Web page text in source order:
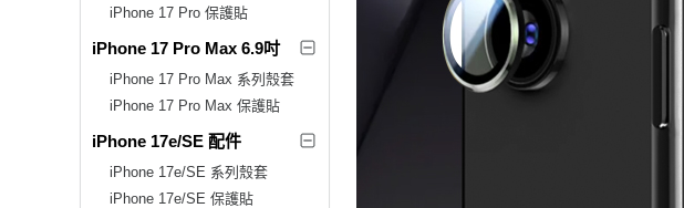
iPhone 17 Pro 保護貼
iPhone 17 Pro Max 6.9吋
iPhone 17 Pro Max 系列殼套
iPhone 17 Pro Max 保護貼
iPhone 17e/SE 配件
iPhone 17e/SE 系列殼套
iPhone 17e/SE 保護貼